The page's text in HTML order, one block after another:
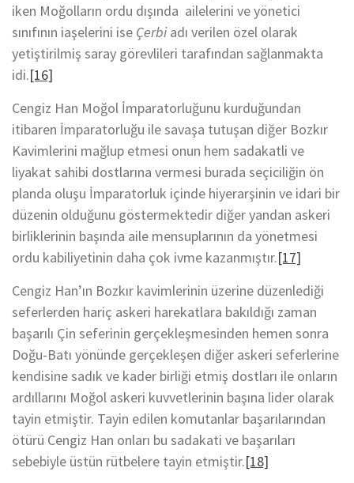
iken Moğolların ordu dışında ailelerini ve yönetici
sınıfının iaşelerini ise Çerbiadı verilen özel olarak
yetiştirilmiş saray görevlileri tarafından sağlanmakta
idi.[16]
Cengiz Han Moğol İmparatorluğunu kurduğundan
itibaren İmparatorluğu ile savaşa tutuşan diğer Bozkır
Kavimlerini mağlup etmesi onun hem sadakatli ve
liyakat sahibi dostlarına vermesi burada seçiciliğin ön
planda oluşu İmparatorluk içinde hiyerarşinin ve idari bir
düzenin olduğunu göstermektedir diğer yandan askeri
birliklerinin başında aile mensuplarının da yönetmesi
ordu kabiliyetinin daha çok ivme kazanmıştır.[17]
Cengiz Han’ın Bozkır kavimlerinin üzerine düzenlediği
seferlerden hariç askeri harekatlara bakıldığı zaman
başarılı Çin seferinin gerçekleşmesinden hemen sonra
Doğu-Batı yönünde gerçekleşen diğer askeri seferlerine
kendisine sadık ve kader birliği etmiş dostları ile onların
ardıllarını Moğol askeri kuvvetlerinin başına lider olarak
tayin etmiştir. Tayin edilen komutanlar başarılarından
ötürü Cengiz Han onları bu sadakati ve başarıları
sebebiyle üstün rütbelere tayin etmiştir.[18]